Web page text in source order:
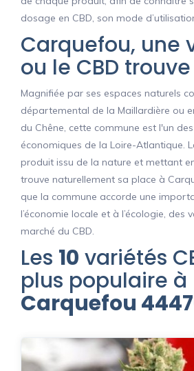
dosage en CBD, son mode
Carquefou, une
ou le CBD
Magnifiée par ses espaces naturels
départemental de la Maillardière ou
du Chêne, cette commune est l'un
économiques de la Loire-Atlantique.
produit issu de la nature et mettant
trouve naturellement sa place à
que la commune accorde une
l’économie locale et à l’écologie, des
marché du CBD.
Les 10 variétés
plus populaire à
Carquefou